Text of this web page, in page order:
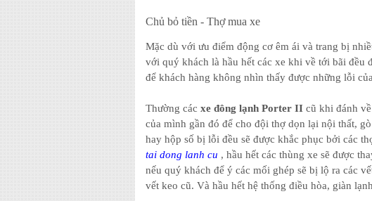
Chủ bỏ tiền - Thợ mua xe
Mặc dù với ưu điểm động cơ êm ái và trang bị
với quý khách là hầu hết các xe khi về tới bãi đều
để khách hàng không nhìn thấy được những lỗi
Thường các xe đông lạnh Porter II cũ khi đánh
của mình gần đó để cho đội thợ dọn lại nội thất,
hay hộp số bị lỗi đều sẽ được khắc phục bởi các
tai dong lanh cu , hầu hết các thùng xe sẽ được
nếu quý khách để ý các mối ghép sẽ bị lộ ra các
vết keo cũ. Và hầu hết hệ thống điều hòa, giàn